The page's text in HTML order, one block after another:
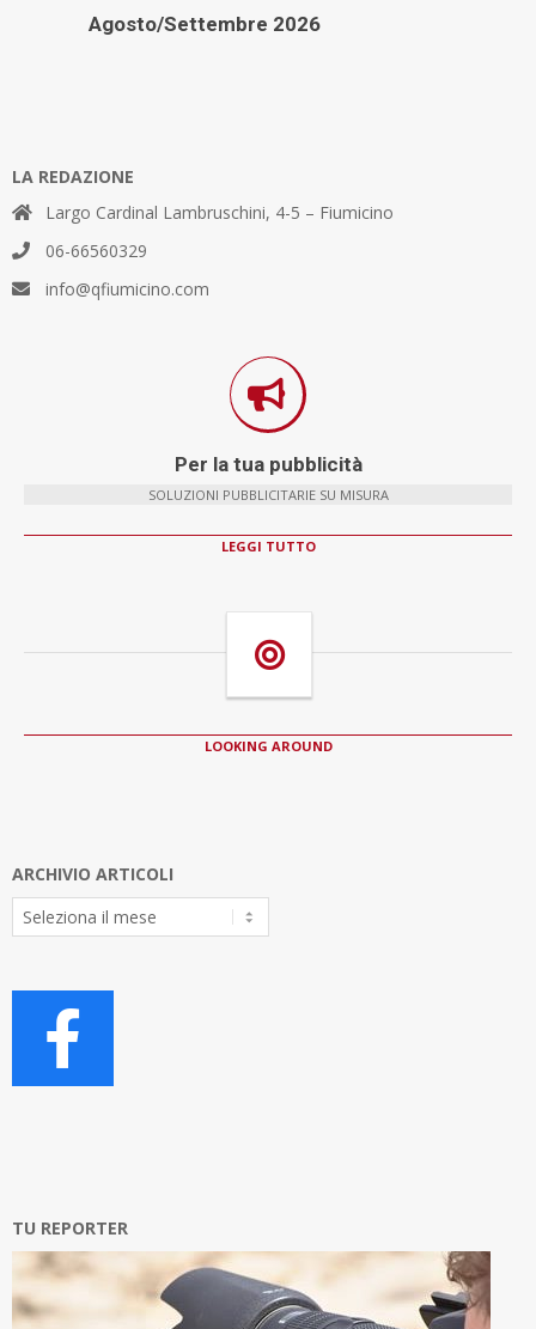
Agosto/Settembre 2026
LA REDAZIONE
Largo Cardinal Lambruschini, 4-5 – Fiumicino
06-66560329
info@qfiumicino.com
Per la tua pubblicità
SOLUZIONI PUBBLICITARIE SU MISURA
LEGGI TUTTO
LOOKING AROUND
ARCHIVIO ARTICOLI
Archivio
Articoli
TU REPORTER